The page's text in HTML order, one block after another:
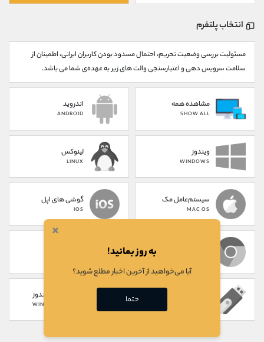
انتخاب پلتفرم
مسئولیت بررسی وضعیت تحریم، احتمال مسدود بودن کاربران ایرانی، اطمینان از
سلامت سرویس دهی و اعتبارسنجی والت های زیر به عهده‌ی شما می باشد.
مشاهده همه
SHOW ALL
اندروید
ANDROID
ویندوز
WINDOWS
لینوکس
LINUX
سیستم‌عامل مک
MAC OS
گوشی های اپل
IOS
CHROME EXTENSION
گوشی های ویندوز
WINDOWS PHONE
کانال بله @alirezamehrabi_official
×
به روز بمانید!
آیا می‌خواهید از آخرین اخبار مطلع شوید؟
حتما